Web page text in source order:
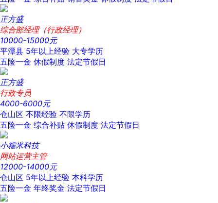
正方盛
综合部经理（行政经理）
10000-15000元
平潭县 5年以上经验 大专学历
五险一金 休假制度 法定节假日
正方盛
行政专员
4000-6000元
仓山区 不限经验 不限学历
五险一金 综合补贴 休假制度 法定节假日
小糯米科技
网站运营主管
12000-14000元
仓山区 5年以上经验 本科学历
五险一金 年终奖金 法定节假日